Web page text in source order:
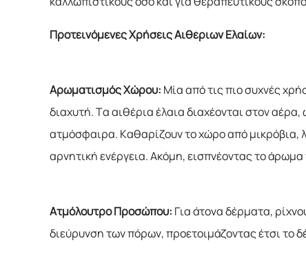
Προτεινόμενες Χρήσεις Αιθέριων Ελαίων:
Αρωματισμός Χώρου: Μία από τις πιο συχνές
διαχυτή. Τα αιθέρια έλαια διαχέονται στον
ατμόσφαιρα. Καθαρίζουν το χώρο από μικρόβια,
αρνητική ενέργεια. Ακόμη, εισπνέοντας το
Ατμόλουτρο Προσώπου: Για άτονα δέρματα,
διεύρυνση των πόρων, προετοιμάζοντας έτσι το